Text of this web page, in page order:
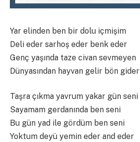
Yar elinden ben bir dolu içmişim
Deli eder sarhoş eder benk eder
Genç yaşında taze civan sevmeyen
Dünyasından hayvan gelir bön gider
Taşra çıkma yavrum yakar gün seni
Sayamam gerdanında ben seni
Bu gün yad ile gördüm ben seni
Yoktum deyü yemin eder and eder